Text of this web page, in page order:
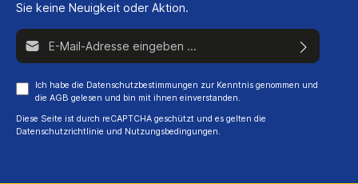
Sie keine Neuigkeit oder Aktion.
E-Mail-Adresse*
Ich habe die Datenschutzbestimmungen zur Kenntnis genommen und
die AGB gelesen und bin mit ihnen einverstanden.
Diese Seite ist durch reCAPTCHA geschützt und es gelten die
Datenschutzrichtlinie und Nutzungsbedingungen.